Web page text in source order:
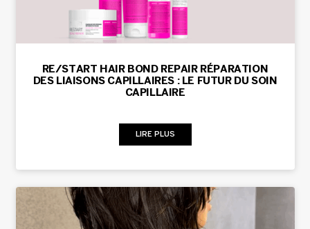
RE/START HAIR BOND REPAIR RÉPARATION
DES LIAISONS CAPILLAIRES : LE FUTUR DU SOIN
CAPILLAIRE
LIRE PLUS